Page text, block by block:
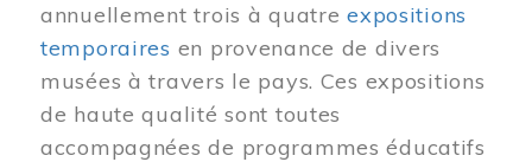
annuellement trois à quatreexpositions
temporaires en provenance de divers
musées à travers le pays. Ces expositions
de haute qualité sont toutes
accompagnées de programmes éducatifs